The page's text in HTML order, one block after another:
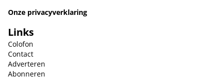
Onze privacyverklaring
Links
Colofon
Contact
Adverteren
Abonneren